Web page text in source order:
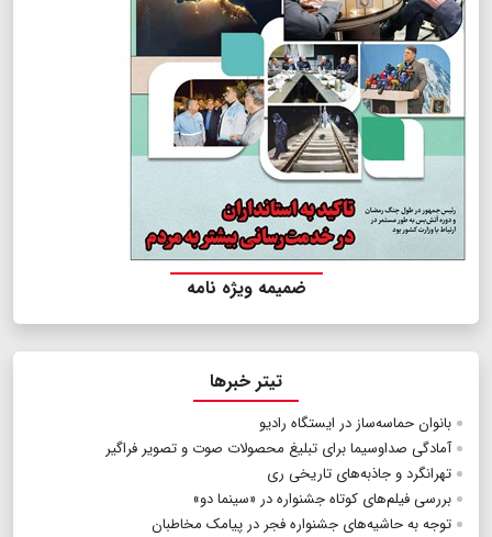
ضمیمه ویژه نامه
تیتر خبرها
بانوان حماسه‌ساز در ایستگاه رادیو
آمادگی صداوسیما برای تبلیغ محصولات صوت و تصویر فراگیر
تهرانگرد و جاذبه‌های تاریخی ری
بررسی فیلم‌های کوتاه جشنواره در «سینما دو»
توجه به حاشیه‌های جشنواره فجر در پیامک مخاطبان